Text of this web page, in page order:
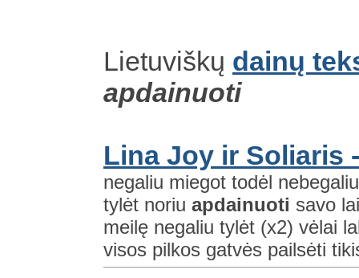
Lietuviškų dainų
apdainuoti
Lina Joy ir Soliaris
negaliu miegot todėl
tylėt noriu apdainuoti savo
meilę negaliu tylėt (x2) vėlai
visos pilkos gatvės pailsėti